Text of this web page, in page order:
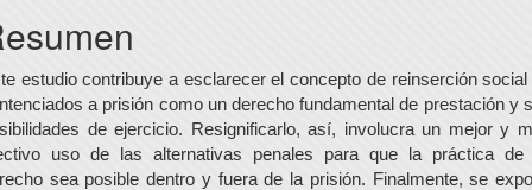
estudio contribuye a esclarecer el concepto de reinserción social
a prisión como un derecho fundamental de prestación y
de ejercicio. Resignificarlo, así, involucra un mejor y
uso de las alternativas penales para que la práctica de
sea posible dentro y fuera de la prisión. Finalmente, se